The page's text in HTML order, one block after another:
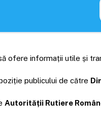
ofere informații utile și
publicului de către
Autorității Rutiere